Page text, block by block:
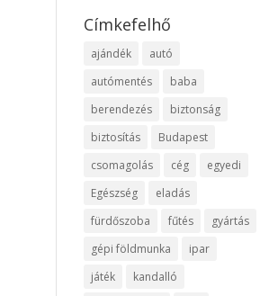
Címkefelhő
ajándék
autó
autómentés
baba
berendezés
biztonság
biztosítás
Budapest
csomagolás
cég
egyedi
Egészség
eladás
fürdőszoba
fűtés
gyártás
gépi földmunka
ipar
játék
kandalló